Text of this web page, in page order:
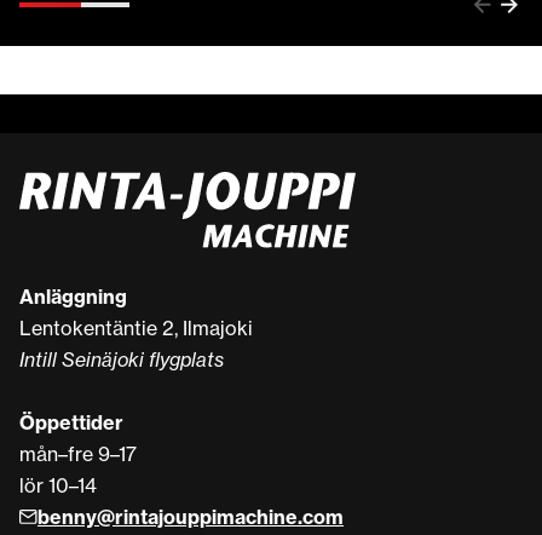
Anläggning
Lentokentäntie 2, Ilmajoki
Intill Seinäjoki flygplats
Öppettider
mån–fre 9–17
lör 10–14
benny@rintajouppimachine.com